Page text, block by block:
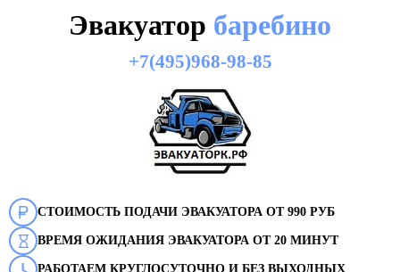
Эвакуатор баребино
+7(495)968-98-85
СТОИМОСТЬ ПОДАЧИ ЭВАКУАТОРА ОТ 990 РУБ
ВРЕМЯ ОЖИДАНИЯ ЭВАКУАТОРА ОТ 20 МИНУТ
РАБОТАЕМ КРУГЛОСУТОЧНО И БЕЗ ВЫХОДНЫХ